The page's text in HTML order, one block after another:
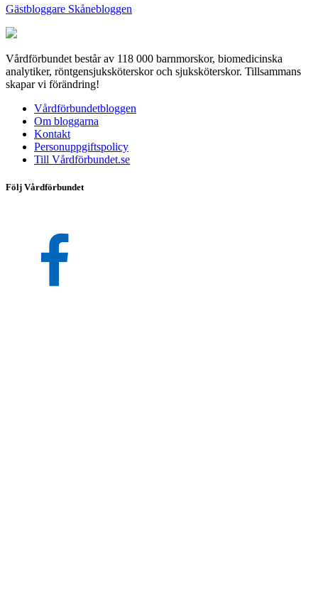
Gästbloggare Skånebloggen
Vårdförbundet består av 118 000 barnmorskor, biomedicinska
analytiker, röntgensjuksköterskor och sjuksköterskor. Tillsammans
skapar vi förändring!
Vårdförbundetbloggen
Om bloggarna
Kontakt
Personuppgiftspolicy
Till Vårdförbundet.se
Följ Vårdförbundet